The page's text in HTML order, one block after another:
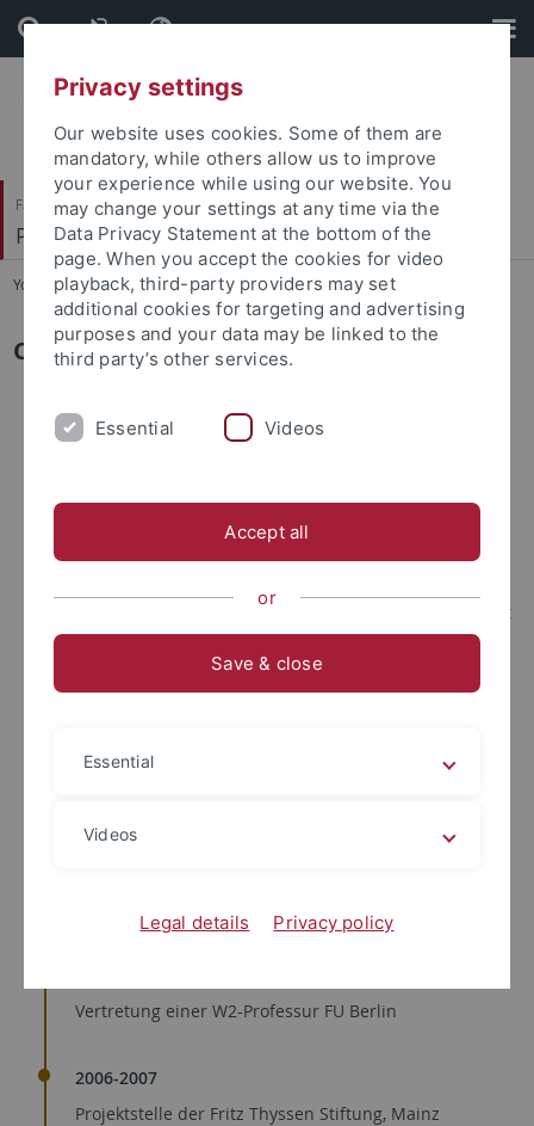
Skip
to
content
Skip
to
footer
Faculty of Humanities
Prof. Dr. Annette Gerok-Reiter
You are here: Home ... Curriculum vitae
Curriculum vitae
2015
Ruf an die Georg-August Universität Göttingen
Mittelalters im europäischen Kontext (W 3), Universität
Sprache (W 2), FU Berlin
2008
Vertretung einer W2-Professur FU Berlin
2006-2007
Projektstelle der Fritz Thyssen Stiftung, Mainz
Privacy settings
Our website uses cookies. Some of them are
mandatory, while others allow us to improve
your experience while using our website. You
may change your settings at any time via the
Data Privacy Statement at the bottom of the
page. When you accept the cookies for video
playback, third-party providers may set
additional cookies for targeting and advertising
purposes and your data may be linked to the
third party’s other services.
Essential Videos
Accept all
or
Save & close
Essential
Videos
Legal details Privacy policy